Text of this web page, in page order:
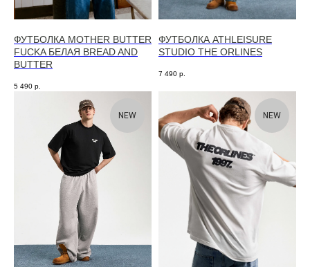
ФУТБОЛКА MOTHER BUTTER
FUCKA БЕЛАЯ BREAD AND
BUTTER
5 490 р.
ФУТБОЛКА ATHLEISURE
STUDIO THE ORLINES
7 490 р.
NEW NEW